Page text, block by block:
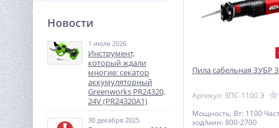
Станок для гибки
123 738руб.
%
Новости
1 июля 2026
Инструмент,
который ждали
многие: секатор
аккумуляторный
Greenworks PR24320,
24V (PR24320A1)
30 декабря 2025
Пила сабельная ЗУБР
Артикул: ЗПС-1100 Э
Мощность, Вт: 1100
ход/мин: 800-2700